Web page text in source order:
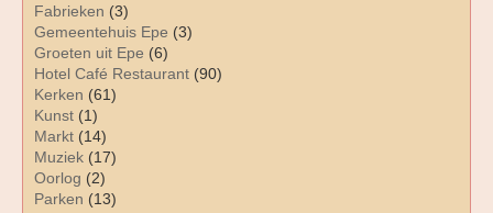
Fabrieken (3)
Gemeentehuis Epe (3)
Groeten uit Epe (6)
Hotel Café Restaurant (90)
Kerken (61)
Kunst (1)
Markt (14)
Muziek (17)
Oorlog (2)
Parken (13)